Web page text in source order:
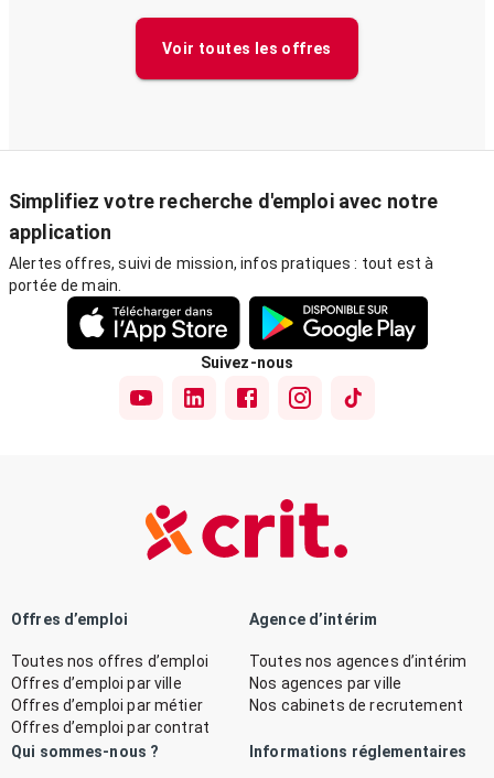
Voir toutes les offres
Simplifiez votre recherche d'emploi avec notre
application
Alertes offres, suivi de mission, infos pratiques : tout est à
portée de main.
Suivez-nous
Offres d’emploi
Toutes nos offres d’emploi
Offres d’emploi par ville
Offres d’emploi par métier
Offres d’emploi par contrat
Agence d’intérim
Toutes nos agences d’intérim
Nos agences par ville
Nos cabinets de recrutement
Qui sommes-nous ? Informations réglementaires